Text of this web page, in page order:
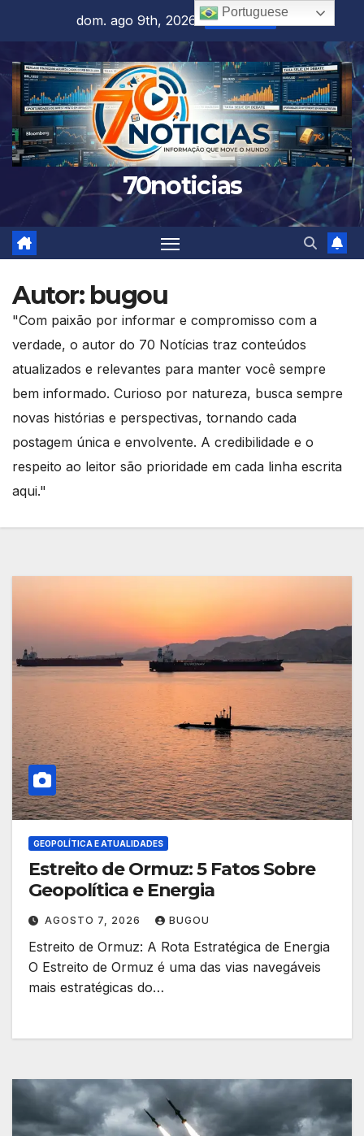
content
dom. ago 9th, 2026 4:19:49 PM
70noticias
Autor: bugou
"Com paixão por informar e compromisso com a
verdade, o autor do 70 Notícias traz conteúdos
atualizados e relevantes para manter você sempre
bem informado. Curioso por natureza, busca sempre
novas histórias e perspectivas, tornando cada
postagem única e envolvente. A credibilidade e o
respeito ao leitor são prioridade em cada linha escrita
aqui."
GEOPOLÍTICA E ATUALIDADES
Estreito de Ormuz: 5 Fatos Sobre
Geopolítica e Energia
AGOSTO 7, 2026 BUGOU
Estreito de Ormuz: A Rota Estratégica de Energia
O Estreito de Ormuz é uma das vias navegáveis
mais estratégicas do…
Portuguese